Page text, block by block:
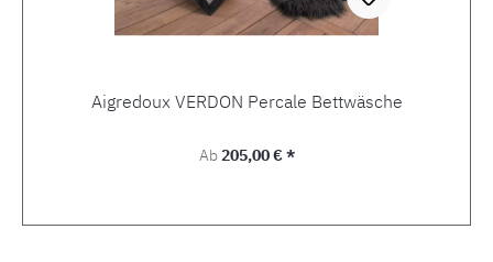
Aigredoux VERDON Percale Bettwäsche
Regulärer Preis:
Ab205,00 € *